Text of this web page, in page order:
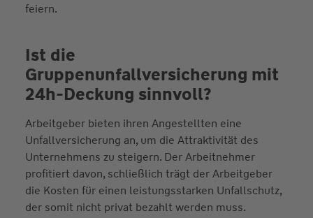
feiern.
Ist die
Gruppenunfallversicherung mit
24h-Deckung sinnvoll?
Arbeitgeber bieten ihren Angestellten eine
Unfallversicherung an, um die Attraktivität des
Unternehmens zu steigern. Der Arbeitnehmer
profitiert davon, schließlich trägt der Arbeitgeber
die Kosten für einen leistungsstarken Unfallschutz,
der somit nicht privat bezahlt werden muss.